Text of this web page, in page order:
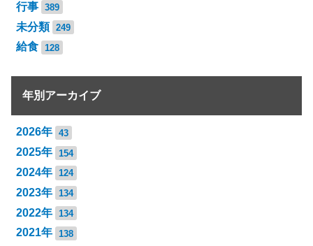
行事 389
未分類 249
給食 128
年別アーカイブ
2026年 43
2025年 154
2024年 124
2023年 134
2022年 134
2021年 138